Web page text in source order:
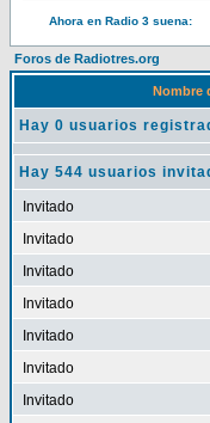
Ahora en Radio 3 suena:
Foros de Radiotres.org
Nombre
Hay 0 usuarios
Hay 544 usuarios
Invitado
Invitado
Invitado
Invitado
Invitado
Invitado
Invitado